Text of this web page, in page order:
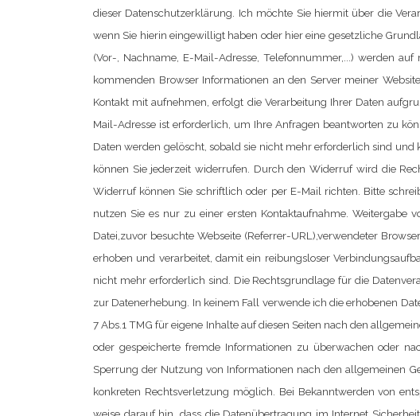
dieser Datenschutzerklärung. Ich möchte Sie hiermit über die
wenn Sie hierin eingewilligt haben oder hier eine gesetzliche
(Vor-, Nachname, E-Mail-Adresse, Telefonnummer,...) werden
kommenden Browser Informationen an den Server meiner
Kontakt mit aufnehmen, erfolgt die Verarbeitung Ihrer Daten
Mail-Adresse ist erforderlich, um Ihre Anfragen beantworten zu
Daten werden gelöscht, sobald sie nicht mehr erforderlich sind
können Sie jederzeit widerrufen. Durch den Widerruf wird die
Widerruf können Sie schriftlich oder per E-Mail richten. Bitte
nutzen Sie es nur zu einer ersten Kontaktaufnahme.Weitergabe
Datei,zuvor besuchte Webseite (Referrer-URL),verwendeter
erhoben und verarbeitet, damit ein reibungsloser
nicht mehr erforderlich sind. Die Rechtsgrundlage für die
zur Datenerhebung. In keinem Fall verwende ich die erhobenen
7 Abs.1 TMG für eigene Inhalte auf diesen Seiten nach den
oder gespeicherte fremde Informationen zu überwachen oder
Sperrung der Nutzung von Informationen nach den allgemeinen
konkreten Rechtsverletzung möglich. Bei Bekanntwerden von